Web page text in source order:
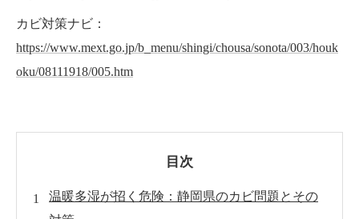
カビ対策ナビ：
https://www.mext.go.jp/b_menu/shingi/chousa/sonota/003/houk
oku/08111918/005.htm
目次
温暖多湿が招く危険：静岡県のカビ問題とその